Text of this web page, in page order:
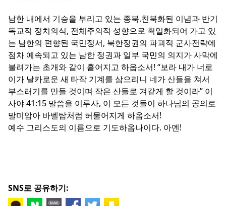
남한 내에서 기승을 부리고 있는 종북.친북화된 이념과 반기
독교적 정치의식, 전체주의적 성향으로 획일화되어 가고 있
는 남한의 편향된 국민정서, 북한정권의 파괴적 군사전략에
점차 예속되고 있는 남한 정권과 일부 국민의 의지가 사막에
불려가는 초개와 같이 흩어지고 하옵소서! “보라 내가 너로
이가 날카로운 새 타작 기계를 삼으리니 네가 산들을 쳐서
부스러기를 만들 것이며 작은 산들로 겨같게 할 것이라” 이
사야 41:15 말씀을 이루사, 이 모든 것들이 하나님의 공의로
말미암아 바벨탑처럼 허물어지게 하옵소서!
예수 그리스도의 이름으로 기도하옵나이다. 아멘!
SNS로 공유하기: